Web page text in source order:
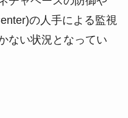
の人手による監視
ない状況となってい